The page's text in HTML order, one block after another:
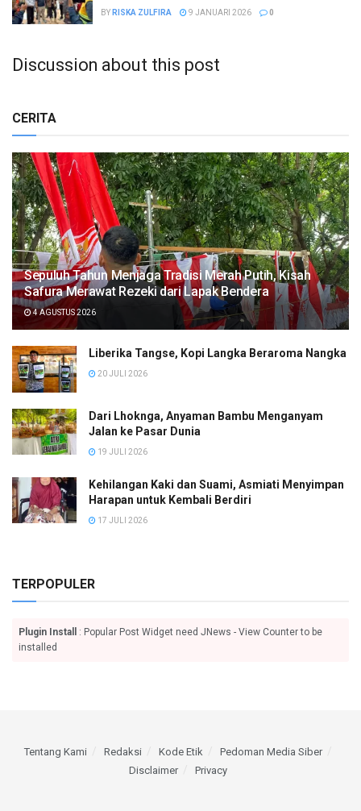
BY RISKA ZULFIRA 9 JANUARI 2026 0
Discussion about this post
CERITA
Sepuluh Tahun Menjaga Tradisi Merah Putih, Kisah
Safura Merawat Rezeki dari Lapak Bendera
4 AGUSTUS 2026
Liberika Tangse, Kopi Langka Beraroma Nangka
20 JULI 2026
Dari Lhoknga, Anyaman Bambu Menganyam
Jalan ke Pasar Dunia
19 JULI 2026
Kehilangan Kaki dan Suami, Asmiati Menyimpan
Harapan untuk Kembali Berdiri
17 JULI 2026
TERPOPULER
Plugin Install
: Popular Post Widget need JNews - View Counter to be
installed
Tentang Kami Redaksi Kode Etik
Pedoman Media Siber
Disclaimer
Privacy